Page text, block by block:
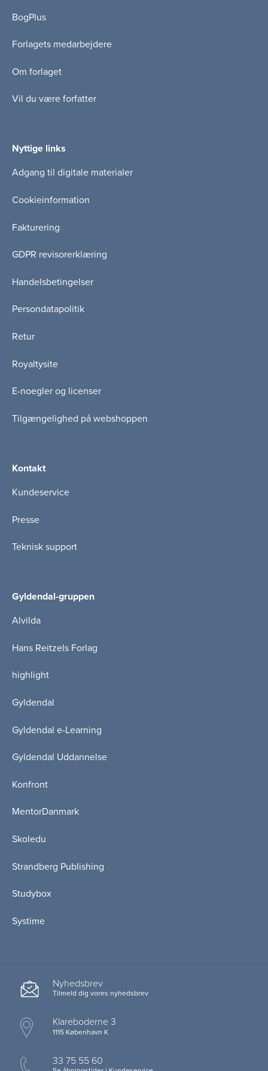
BogPlus
Forlagets medarbejdere
Om forlaget
Vil du være forfatter
Nyttige links
Adgang til digitale materialer
Cookieinformation
Fakturering
GDPR revisorerklæring
Handelsbetingelser
Persondatapolitik
Retur
Royaltysite
E-noegler og licenser
Tilgængelighed på webshoppen
Kontakt
Kundeservice
Presse
Teknisk support
Gyldendal-gruppen
Alvilda
Hans Reitzels Forlag
highlight
Gyldendal
Gyldendal e-Learning
Gyldendal Uddannelse
Konfront
MentorDanmark
Skoledu
Strandberg Publishing
Studybox
Systime
Nyhedsbrev
Tilmeld dig vores nyhedsbrev
Klareboderne 3
1115 København K
33 75 55 60